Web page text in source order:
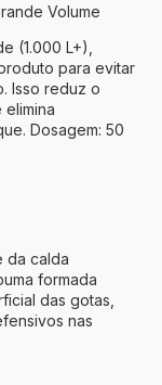
Volume
(1.000 L+),
para evitar
Isso reduz o
Dosagem: 50
da calda
formada
das gotas,
nas